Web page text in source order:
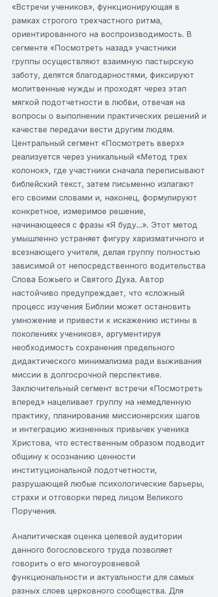
«Встречи учеников», функционирующая в
рамках строгого трехчастного ритма,
ориентированного на воспроизводимость. В
сегменте «Посмотреть назад» участники
группы осуществляют взаимную пастырскую
заботу, делятся благодарностями, фиксируют
молитвенные нужды и проходят через этап
мягкой подотчетности в любви, отвечая на
вопросы о выполнении практических решений и
качестве передачи вести другим людям.
Центральный сегмент «Посмотреть вверх»
реализуется через уникальный «Метод трех
колонок», где участники сначала переписывают
библейский текст, затем письменно излагают
его своими словами и, наконец, формулируют
конкретное, измеримое решение,
начинающееся с фразы «Я буду...». Этот метод
умышленно устраняет фигуру харизматичного и
всезнающего учителя, делая группу полностью
зависимой от непосредственного водительства
Слова Божьего и Святого Духа. Автор
настойчиво предупреждает, что «сложный
процесс изучения Библии может остановить
умножение и привести к искажению истины в
поколениях учеников», аргументируя
необходимость сохранения предельного
дидактического минимализма ради выживания
миссии в долгосрочной перспективе.
Заключительный сегмент встречи «Посмотреть
вперед» нацеливает группу на немедленную
практику, планирование миссионерских шагов
и интеграцию жизненных привычек ученика
Христова, что естественным образом подводит
общину к осознанию ценности
институциональной подотчетности,
разрушающей любые психологические барьеры,
страхи и отговорки перед лицом Великого
Поручения.
Аналитическая оценка целевой аудитории
данного богословского труда позволяет
говорить о его многоуровневой
функциональности и актуальности для самых
разных слоев церковного сообщества. Для